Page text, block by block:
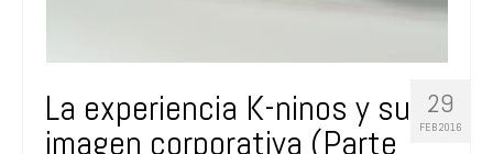
29
FEB 2016
La experiencia K-ninos y su
imagen corporativa (Parte